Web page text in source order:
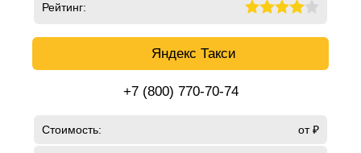
Рейтинг:
Яндекс Такси
+7 (800) 770-70-74
Стоимость: от ₽